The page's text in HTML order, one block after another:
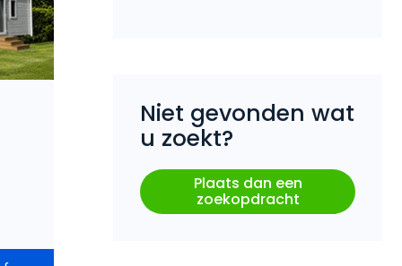
Niet gevonden wat
u zoekt?
Plaats dan een
zoekopdracht